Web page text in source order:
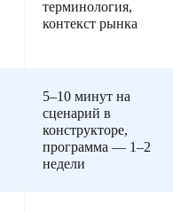
терминология,
контекст рынка
5–10 минут на
сценарий в
конструкторе,
программа — 1–2
недели